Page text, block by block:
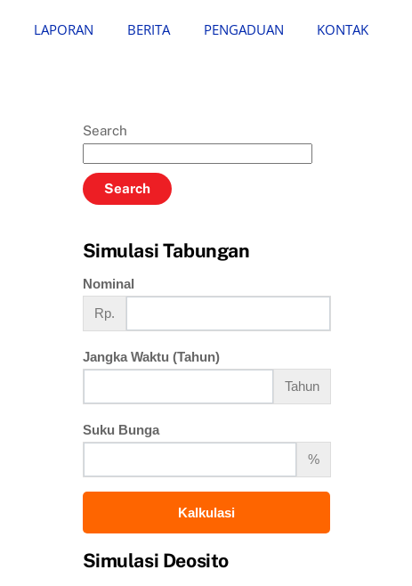
LAPORAN BERITA PENGADUAN KONTAK
Search
Search
Simulasi Tabungan
Nominal
Rp.
Jangka Waktu (Tahun)
Tahun
Suku Bunga
%
Kalkulasi
Simulasi Deosito